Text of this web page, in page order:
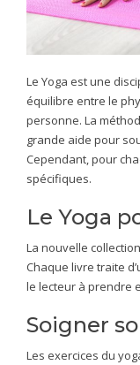
Le Yoga est une
équilibre entre le
personne. La
grande aide pour
Cependant, pour
spécifiques.
Le Yoga
La nouvelle
Chaque livre traite
le lecteur à prendre
Soigner
Les exercices du